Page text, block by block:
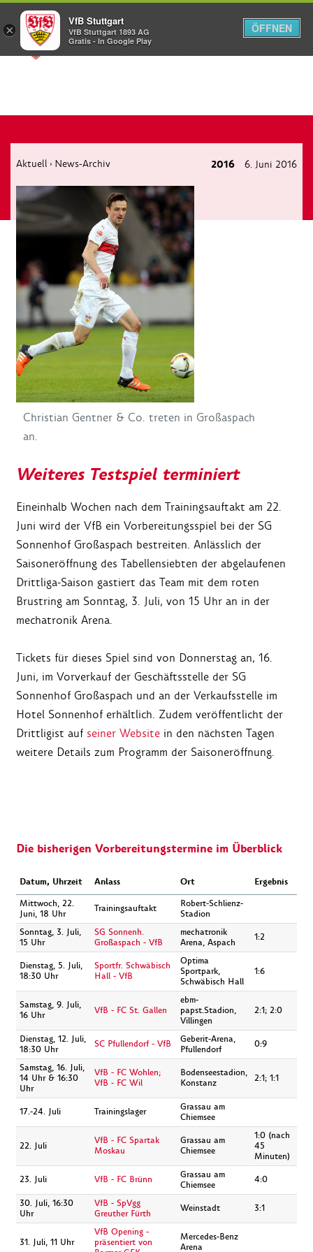
Menü
Aktuell › News-Archiv 2016 6. Juni 2016
Christian Gentner & Co. treten in Großaspach
an.
Weiteres Testspiel terminiert
Eineinhalb Wochen nach dem Trainingsauftakt am 22.
Juni wird der VfB ein Vorbereitungsspiel bei der SG
Sonnenhof Großaspach bestreiten. Anlässlich der
Saisoneröffnung des Tabellensiebten der abgelaufenen
Drittliga-Saison gastiert das Team mit dem roten
Brustring am Sonntag, 3. Juli, von 15 Uhr an in der
mechatronik Arena.
Tickets für dieses Spiel sind von Donnerstag an, 16.
Juni, im Vorverkauf der Geschäftsstelle der SG
Sonnenhof Großaspach und an der Verkaufsstelle im
Hotel Sonnenhof erhältlich. Zudem veröffentlicht der
Drittligist auf seiner Website in den nächsten Tagen
weitere Details zum Programm der Saisoneröffnung.
Die bisherigen Vorbereitungstermine im Überblick
Datum, Uhrzeit Anlass Ort Ergebnis
Mittwoch, 22.
Juni, 18 Uhr
Trainingsauftakt
Robert-Schlienz-
Stadion
Sonntag, 3. Juli,
15 Uhr
SG Sonnenh.
Großaspach - VfB
mechatronik
Arena, Aspach
1:2
Dienstag, 5. Juli,
18:30 Uhr
Sportfr. Schwäbisch
Hall - VfB
Optima
Sportpark,
Schwäbisch Hall
1:6
Samstag, 9. Juli,
16 Uhr
VfB - FC St. Gallen
ebm-
papst.Stadion,
Villingen
2:1; 2:0
Dienstag, 12. Juli,
18:30 Uhr
SC Pfullendorf - VfB
Geberit-Arena,
Pfullendorf
0:9
Samstag, 16. Juli,
14 Uhr & 16:30
Uhr
VfB - FC Wohlen;
VfB - FC Wil
Bodenseestadion,
Konstanz
2:1; 1:1
17.-24. Juli Trainingslager
Grassau am
Chiemsee
22. Juli
VfB - FC Spartak
Moskau
Grassau am
Chiemsee
1:0 (nach
45
Minuten)
23. Juli VfB - FC Brünn
Grassau am
Chiemsee
4:0
30. Juli, 16:30
Uhr
VfB - SpVgg
Greuther Fürth
Weinstadt 3:1
31. Juli, 11 Uhr
VfB Opening -
präsentiert von
Mercedes-Benz
Arena
×
VfB Stuttgart
VfB Stuttgart 1893 AG
Gratis - In Google Play
ÖFFNEN